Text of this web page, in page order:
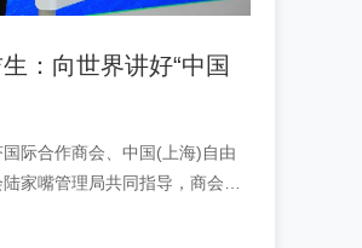
：向世界讲好“中国
际合作商会、中国(上海)自由
家嘴管理局共同指导，商会青